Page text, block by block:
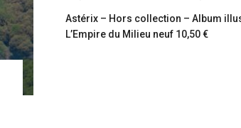
Astérix – Hors collection – Album
L’Empire du Milieu neuf 10,50 €